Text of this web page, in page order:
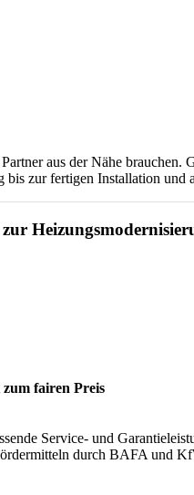
aus der Nähe
zur fertigen Installation und
fairen Preis
Service- und
durch BAFA und